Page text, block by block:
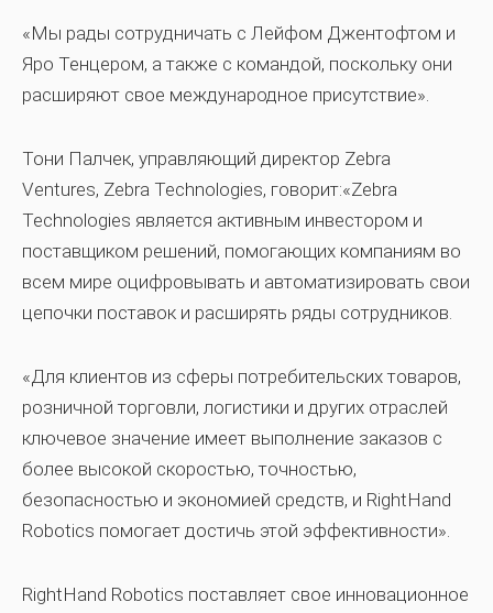
«Мы рады сотрудничать с Лейфом Джентофтом и
Яро Тенцером, а также с командой, поскольку они
расширяют свое международное присутствие».
Тони Палчек, управляющий директор Zebra
Ventures, Zebra Technologies, говорит:«Zebra
Technologies является активным инвестором и
поставщиком решений, помогающих компаниям во
всем мире оцифровывать и автоматизировать свои
цепочки поставок и расширять ряды сотрудников.
«Для клиентов из сферы потребительских товаров,
розничной торговли, логистики и других отраслей
ключевое значение имеет выполнение заказов с
более высокой скоростью, точностью,
безопасностью и экономией средств, и RightHand
Robotics помогает достичь этой эффективности».
RightHand Robotics поставляет свое инновационное